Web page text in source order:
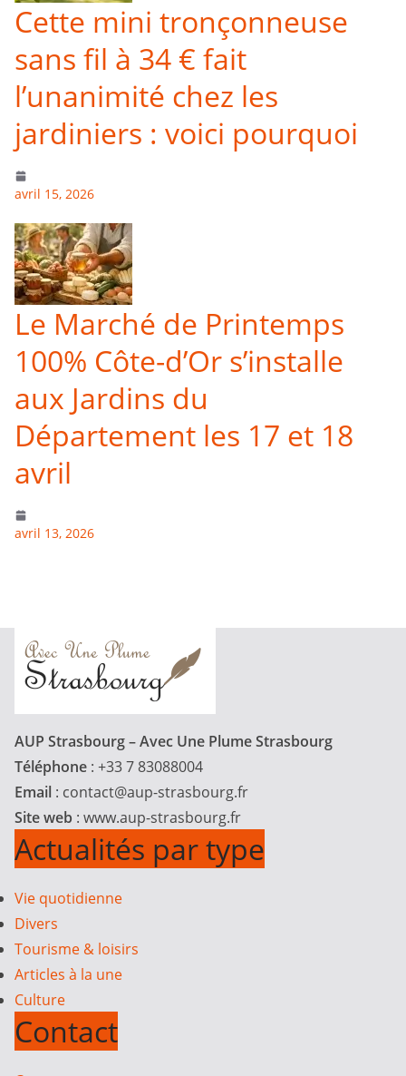
Cette mini tronçonneuse
sans fil à 34 € fait
l’unanimité chez les
jardiniers : voici pourquoi
avril 15, 2026
Le Marché de Printemps
100% Côte-d’Or s’installe
aux Jardins du
Département les 17 et 18
avril
avril 13, 2026
AUP Strasbourg – Avec Une Plume Strasbourg
Téléphone : +33 7 83088004
Email : contact@aup-strasbourg.fr
Site web : www.aup-strasbourg.fr
Actualités par type
Vie quotidienne
Divers
Tourisme & loisirs
Articles à la une
Culture
Contact